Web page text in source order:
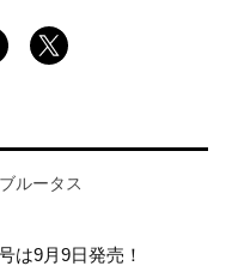
ルータス
は9月9日発売！